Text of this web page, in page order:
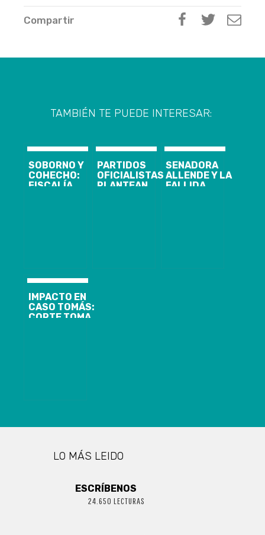
Compartir
TAMBIÉN TE PUEDE INTERESAR:
SOBORNO Y
COHECHO:
FISCALÍA
CORONEL
PARTIDOS
OFICIALISTAS
PLANTEAN
SENADORA
ALLENDE Y LA
FALLIDA
IMPACTO EN
CASO TOMÁS:
CORTE TOMA
LO MÁS LEIDO
ESCRÍBENOS
24.650 LECTURAS